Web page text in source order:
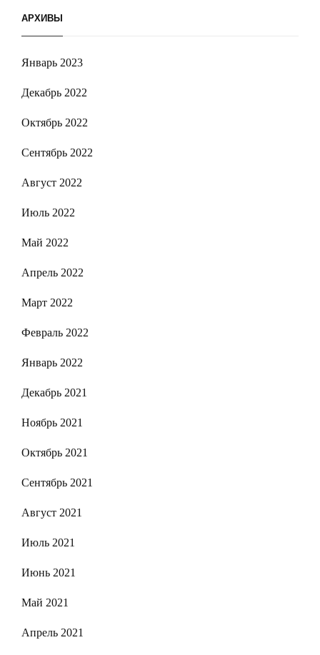
АРХИВЫ
Январь 2023
Декабрь 2022
Октябрь 2022
Сентябрь 2022
Август 2022
Июль 2022
Май 2022
Апрель 2022
Март 2022
Февраль 2022
Январь 2022
Декабрь 2021
Ноябрь 2021
Октябрь 2021
Сентябрь 2021
Август 2021
Июль 2021
Июнь 2021
Май 2021
Апрель 2021